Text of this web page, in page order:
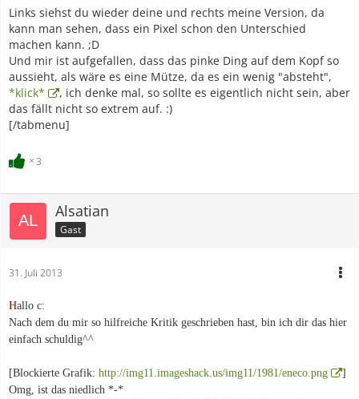
Links siehst du wieder deine und rechts meine Version, da
kann man sehen, dass ein Pixel schon den Unterschied
machen kann. ;D
Und mir ist aufgefallen, dass das pinke Ding auf dem Kopf so
aussieht, als wäre es eine Mütze, da es ein wenig "absteht",
*klick*
, ich denke mal, so sollte es eigentlich nicht sein, aber
das fällt nicht so extrem auf. :)
[/tabmenu]
3
Alsatian
Gast
31. Juli 2013
Hallo c:
Nach dem du mir so hilfreiche Kritik geschrieben hast, bin ich dir das hier
einfach schuldig^^
[Blockierte Grafik: http://img11.imageshack.us/img11/1981/eneco.png
]
Omg, ist das niedlich *-*